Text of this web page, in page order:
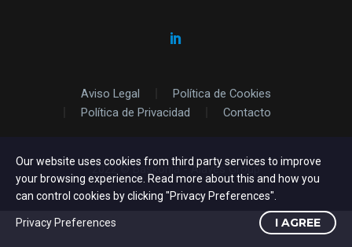
Aviso Legal
Política de Cookies
Política de Privacidad
Contacto
2022 © Baskonia - Alavés Group
Our website uses cookies from third party services to improve
your browsing experience. Read more about this and how you
can control cookies by clicking "Privacy Preferences".
Privacy Preferences I AGREE